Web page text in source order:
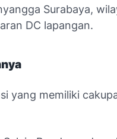
Surabaya,
DC lapangan.
yang memiliki